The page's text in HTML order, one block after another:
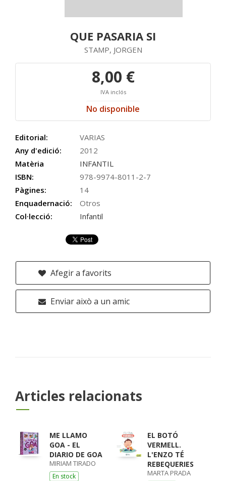
QUE PASARIA SI
STAMP, JORGEN
8,00 €
IVA inclós
No disponible
Editorial:
VARIAS
Any d'edició:
2012
Matèria
INFANTIL
ISBN:
978-9974-8011-2-7
Pàgines:
14
Enquadernació:
Otros
Col·lecció:
Infantil
Afegir a favorits
Enviar això a un amic
Articles relacionats
ME LLAMO
GOA - EL
DIARIO DE GOA
MIRIAM TIRADO
En stock
EL BOTÓ
VERMELL.
L'ENZO TÉ
REBEQUERIES
MARTA PRADA